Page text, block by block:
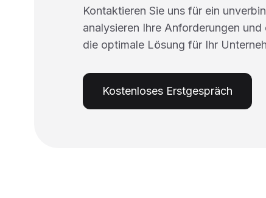
Kontaktieren Sie uns für ein
analysieren Ihre Anforderungen
die optimale Lösung für Ihr
Kostenloses Erstgespräch